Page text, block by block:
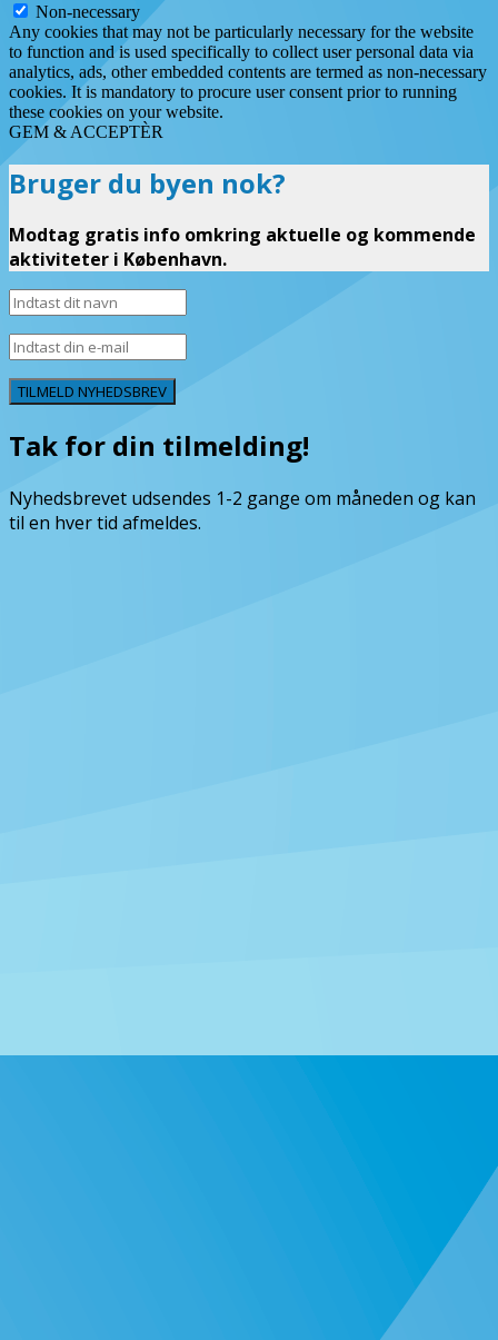
Non-necessary
Any cookies that may not be particularly necessary for the website
to function and is used specifically to collect user personal data via
analytics, ads, other embedded contents are termed as non-necessary
cookies. It is mandatory to procure user consent prior to running
these cookies on your website.
GEM & ACCEPTÈR
Bruger du byen nok?
Modtag gratis info omkring aktuelle og kommende
aktiviteter i København.
TILMELD NYHEDSBREV
Tak for din tilmelding!
Nyhedsbrevet udsendes 1-2 gange om måneden og kan
til en hver tid afmeldes.